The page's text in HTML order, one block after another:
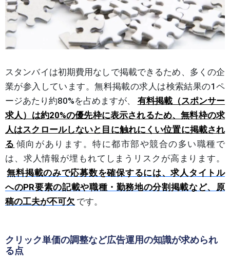
スタンバイは初期費用なしで掲載できるため、多くの企
業が参入しています。無料掲載の求人は検索結果の1ペ
ージあたり約80%を占めますが、
有料掲載（スポンサー
求人）は約20%の優先枠に表示されるため、無料枠の求
人はスクロールしないと目に触れにくい位置に掲載され
る 傾向があります。特に都市部や競合の多い職種で
は、求人情報が埋もれてしまうリスクが高まります。
無料掲載のみで応募数を確保するには、求人タイトル
へのPR要素の記載や職種・勤務地の分割掲載など、原
稿の工夫が不可欠 です。
クリック単価の調整など広告運用の知識が求められ
る点